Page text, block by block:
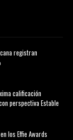
registran
calificación
perspectiva Estable
los Effie Awards